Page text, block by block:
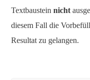
Textbaustein nicht
diesem Fall die
Resultat zu gelangen.